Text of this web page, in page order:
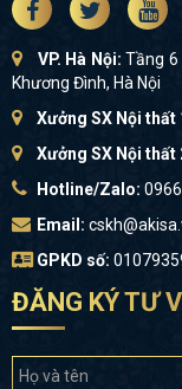
VP. Hà Nội:Tầng 6
Khương Đình, Hà Nội
Xưởng SX Nội thất
Xưởng SX Nội thất
Hotline/Zalo:
Email:
GPKD số:
ĐĂNG KÝ TƯ